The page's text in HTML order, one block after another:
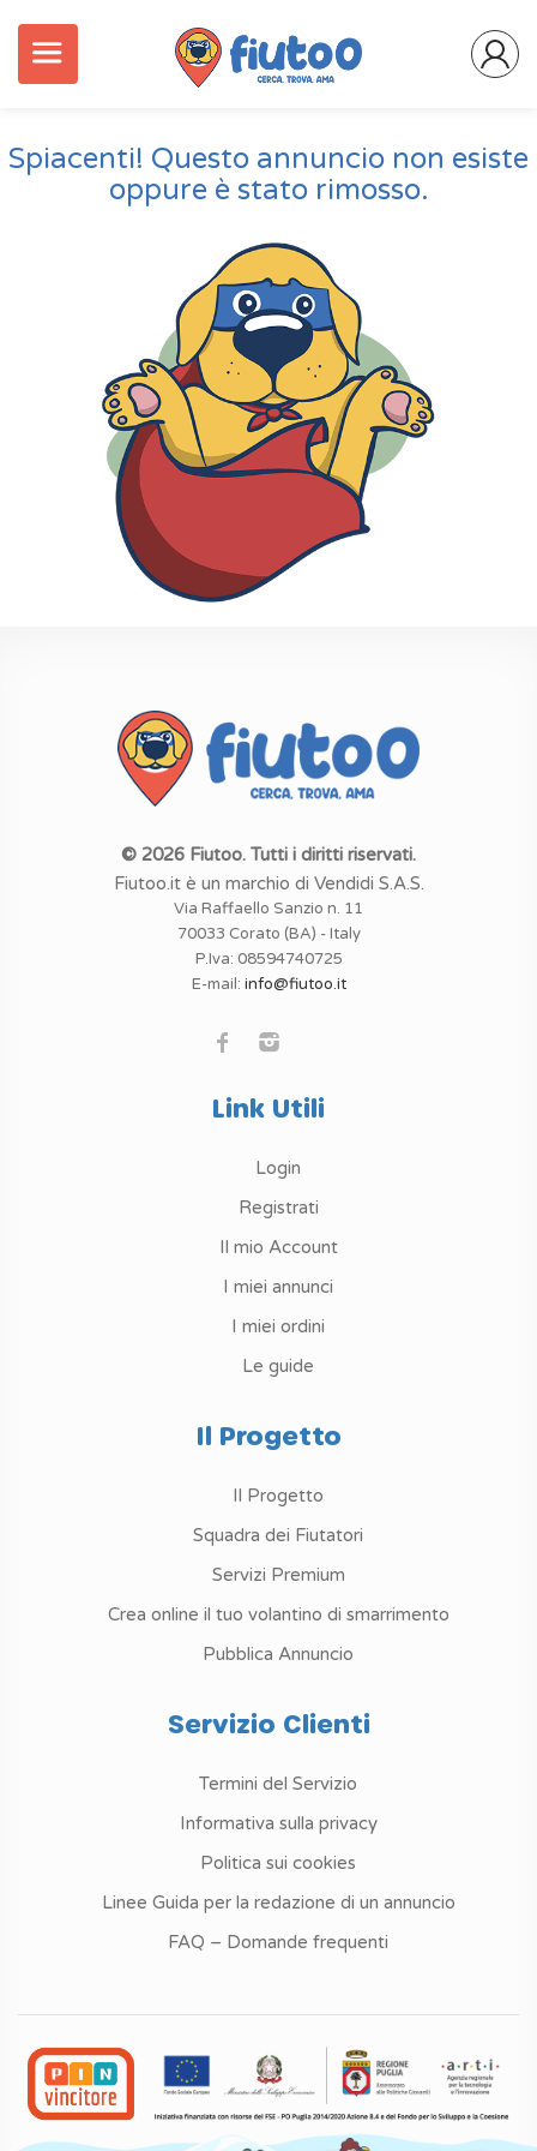
Spiacenti! Questo annuncio non esiste
oppure è stato rimosso.
© 2026 Fiutoo. Tutti i diritti riservati.
Fiutoo.it è un marchio di Vendidi S.A.S.
Via Raffaello Sanzio n. 11
70033 Corato (BA) - Italy
P.Iva: 08594740725
E-mail: info@fiutoo.it
Link Utili
Login
Registrati
Il mio Account
I miei annunci
I miei ordini
Le guide
Il Progetto
Il Progetto
Squadra dei Fiutatori
Servizi Premium
Crea online il tuo volantino di smarrimento
Pubblica Annuncio
Servizio Clienti
Termini del Servizio
Informativa sulla privacy
Politica sui cookies
Linee Guida per la redazione di un annuncio
FAQ – Domande frequenti